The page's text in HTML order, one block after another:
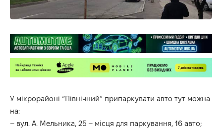
У мікрорайоні “Північний” припаркувати авто тут можна
на:
– вул. А. Мельника, 25 – місця для паркування, 16 авто;